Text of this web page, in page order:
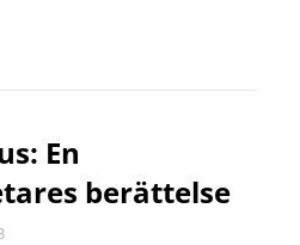
En
berättelse